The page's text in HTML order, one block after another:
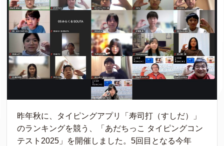
昨年秋に、タイピングアプリ「寿司打（すしだ）」
のランキングを競う、「あだちっこ タイピングコン
テスト2025」を開催しました。5回目となる今年